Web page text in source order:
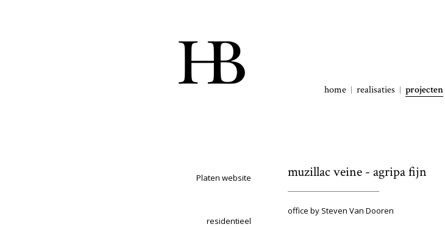
home realisaties projecten
Platen website
residentieel
muzillac veine - agripa fijn
office by Steven Van Dooren